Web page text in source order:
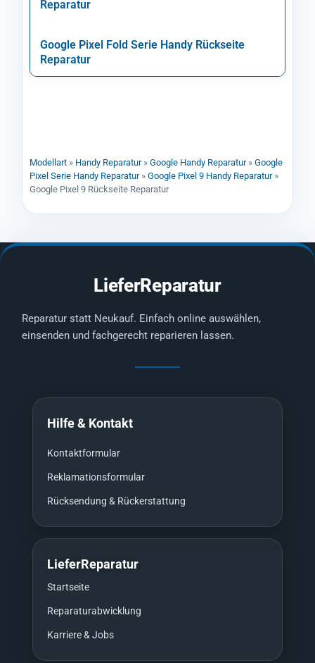
Reparatur
Google Pixel Fold Serie Handy Rückseite
Reparatur
Modellart » Handy Reparatur» Google Handy Reparatur» Google
Pixel Serie Handy Reparatur» Google Pixel 9 Handy Reparatur»
Google Pixel 9 Rückseite Reparatur
LieferReparatur
Reparatur statt Neukauf. Einfach online auswählen,
einsenden und fachgerecht reparieren lassen.
Hilfe & Kontakt
Kontaktformular
Reklamationsformular
Rücksendung & Rückerstattung
LieferReparatur
Startseite
Reparaturabwicklung
Karriere & Jobs